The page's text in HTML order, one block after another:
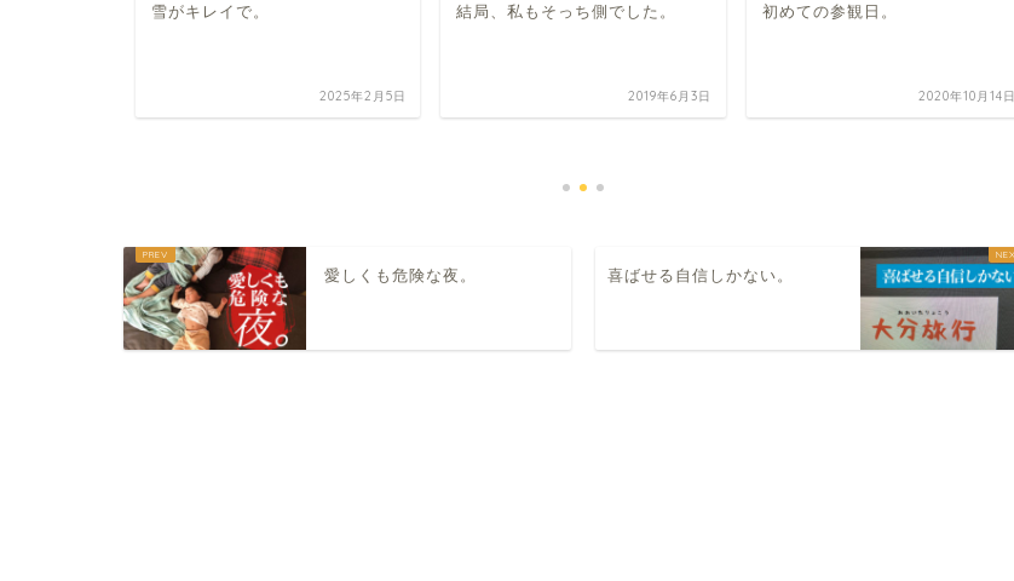
雪がキレイで。
2025年2月5日
結局、私もそっち側でした。
2019年6月3日
初めての参観日。
2020年10月14日
愛しくも危険な夜。 喜ばせる自信しかない。